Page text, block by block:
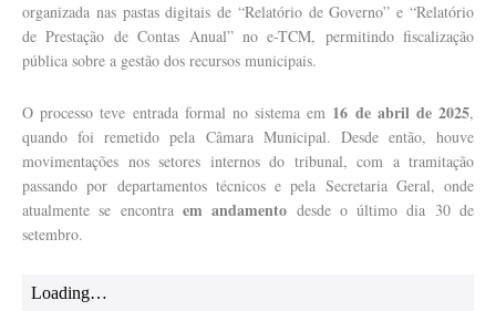
organizada nas pastas digitais de “Relatório de Governo” e “Relatório
de Prestação de Contas Anual” no e-TCM, permitindo fiscalização
pública sobre a gestão dos recursos municipais.
O processo teve entrada formal no sistema em 16 de abril de 2025,
quando foi remetido pela Câmara Municipal. Desde então, houve
movimentações nos setores internos do tribunal, com a tramitação
passando por departamentos técnicos e pela Secretaria Geral, onde
atualmente se encontra em andamento desde o último dia 30 de
setembro.